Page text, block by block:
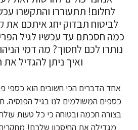
לחלום! תתעוררו והתקשרו
לביטוח תבדוק יחג איתכם את
כמה חסכתם עד עכשיו לגיל
נותרו לכם לחסוך? מה דמי
ואיך ניתן להגדיל
אחד הדברים הכי חשובים הוא כספי
כספים המשולמים לנו בגיל
בצורה חכמה ובטוחה כי כל טעות